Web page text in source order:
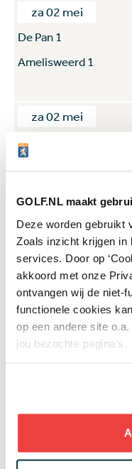
GOLF.NL maakt
Deze worden gebruikt
Zoals inzicht krijgen in
services. Door op
akkoord met onze
ontvangen wij de niet-
functionele cookies
op een andere site
jou bezochte pagina’s.
za 02 mei
De Pan 1
Amelisweerd 1
za 02 mei
Toxandria 1
za 02 mei
Noord Nederlandse 2
Hilversumsche 1
za 09 mei
Amelisweerd 1
Toxandria 1